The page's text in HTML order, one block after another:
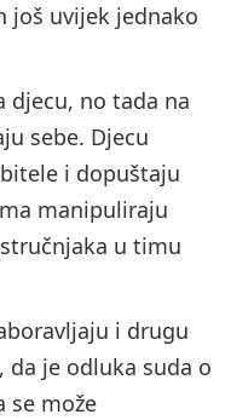
još uvijek jednako
djecu, no tada na
sebe. Djecu
i dopuštaju
manipuliraju
u timu
i drugu
da je odluka suda o
se može